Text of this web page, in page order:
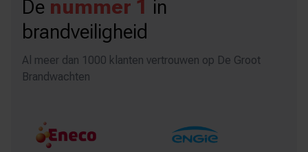
De nummer 1 in
brandveiligheid
Al meer dan 1000 klanten vertrouwen op De Groot
Brandwachten